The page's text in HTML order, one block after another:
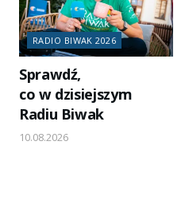
RADIO BIWAK 2026
Sprawdź,
co w dzisiejszym
Radiu Biwak
10.08.2026